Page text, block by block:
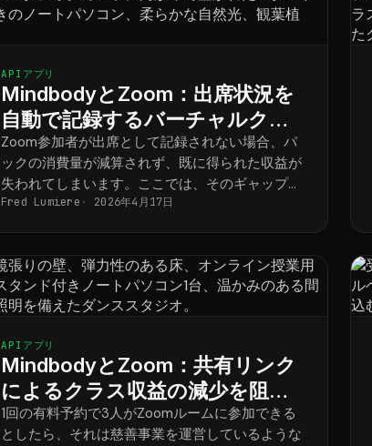
APIアプリ
MindbodyとZoom：出席状況を
自動で記録するバーチャルクラ
ス
Zoom参加者が出席として記録されない場合、パ
ックの消費量が減算されず、既に得られた収益が
失われてしまいます。ここでは、そのギャップを
自動的に解消する方法をご紹介します。
Fred Lumiere 2026年4月17日
APIアプリ
MindbodyとZoom：共有リンク
によるクラス収益の減少を阻止
する
1回の有料予約で3人がZoomルームに参加できる
としたら、それは慈善事業を運営しているような